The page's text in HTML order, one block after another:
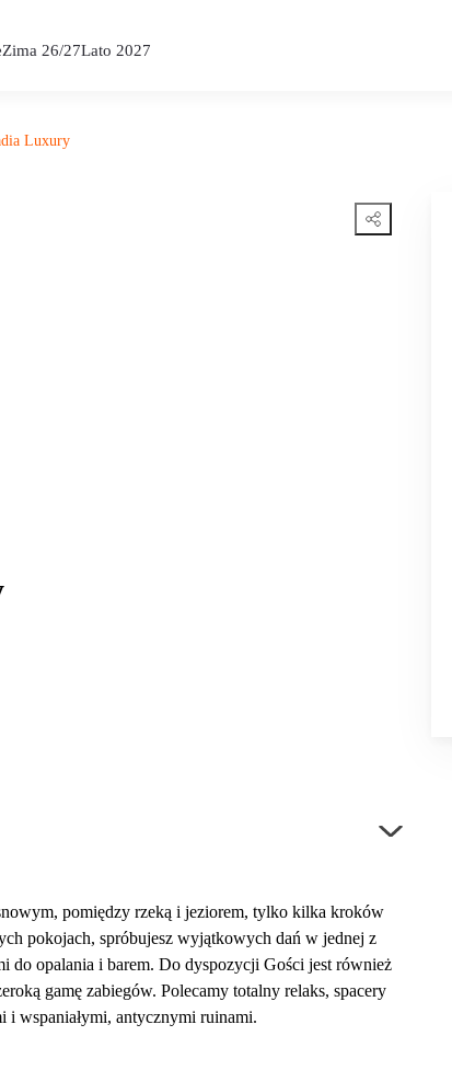
Zima 26/27Lato 2027
Luxury
pomiędzy rzeką i jeziorem, tylko kilka kroków
pokojach, spróbujesz wyjątkowych dań w jednej z
do opalania i barem. Do dyspozycji Gości jest również
gamę zabiegów. Polecamy totalny relaks, spacery
wspaniałymi, antycznymi ruinami.